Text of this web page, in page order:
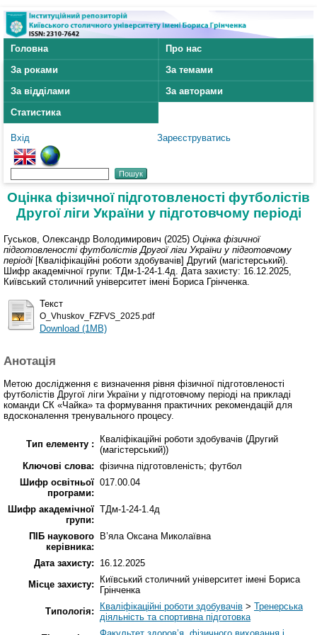
Головна
Про нас
За роками
За темами
За відділами
За авторами
Статистика
Вхід Зареєструватись
Оцінка фізичної підготовленості футболістів
Другої ліги України у підготовчому періоді
Гуськов, Олександр Володимирович (2025) Оцінка фізичної
підготовленості футболістів Другої ліги України у підготовчому
періоді [Кваліфікаційні роботи здобувачів] Другий (магістерський).
Шифр академічної групи: ТДм-1-24-1.4д. Дата захисту: 16.12.2025,
Київський столичний університет імені Бориса Грінченка.
Текст
O_Vhuskov_FZFVS_2025.pdf
Download (1MB)
Анотація
Метою дослідження є визначення рівня фізичної підготовленості
футболістів Другої ліги України у підготовчому періоді на прикладі
команди СК «Чайка» та формування практичних рекомендацій для
вдосконалення тренувального процесу.
Тип елементу :
Кваліфікаційні роботи здобувачів (Другий
(магістерський))
Ключові слова: фізична підготовленість; футбол
Шифр освітньої
програми:
017.00.04
Шифр академічної
групи:
ТДм-1-24-1.4д
ПІБ наукового
керівника:
В’яла Оксана Миколаївна
Дата захисту:
16.12.2025
Місце захисту:
Київський столичний університет імені Бориса
Грінченка
Типологія:
Кваліфікаційні роботи здобувачів > Тренерська
діяльність та спортивна підготовка